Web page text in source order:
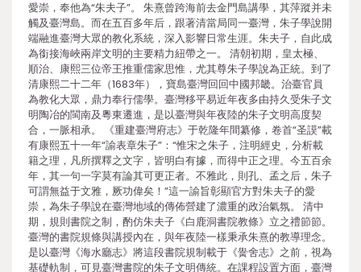
愛崇，奉他為“朱夫子”。 朱熹曾跨海前去金門島講學，其萍蹤并未
觸及臺灣島。而在五百多年后，跟著清當局同一臺灣，朱子學說開
端融進臺灣大眾的教化系統，深入影響日常生涯。朱夫子，自此成
為銜接海峽兩岸文明的主要精力紐帶之一。 清朝初期，皇太極、
順治、康熙三位帝王推重儒家思惟，尤其尊朱子學說為正統。到了
清康熙二十二年（1683年），寶島臺灣回回中國邦畿。治臺官員
為教化大眾，鼎力奉行儒學。臺灣移平易近年夜多由持久受朱子文
明陶冶的閩南及粵東遷進，是以臺灣與年夜陸的朱子文明高度契
合，一脈相承。 《重建臺灣府志》于乾隆年間纂修，卷首“圣謨”載
有康熙五十一年“諭表章朱子”：“惟宋之朱子，注明經史，分析載
籍之理，凡所撰釋之文字，皆明白有據，而得中正之理。今五百余
年，其一句一字莫有論其可更正者。不雅此，則孔、孟之后，朱子
可謂無益于文雅，厥功偉矣！”這一諭旨彰顯官方對朱夫子的愛
崇，為朱子學說在臺灣地域的傳佈營建了濃重的政治氣氛。 清中
期，規則書院之制，酌仿朱夫子《白鹿洞書院教條》立之禮節節。
臺灣的書院規條與講授內在，與年夜陸一樣秉承朱熹的教導理念。
是以臺灣《海水廳志》將這段書院規制載于《黌舍志》之前，視為
基礎軌制，可見臺灣書院的朱子文明傳統。在課程設置方面，臺灣